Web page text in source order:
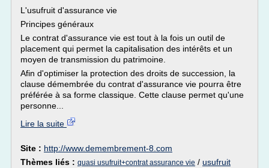
L'usufruit d'assurance vie
Principes généraux
Le contrat d'assurance vie est tout à la fois un outil de
placement qui permet la capitalisation des intérêts et un
moyen de transmission du patrimoine.
Afin d'optimiser la protection des droits de succession, la
clause démembrée du contrat d'assurance vie pourra être
préférée à sa forme classique. Cette clause permet qu'une
personne...
Lire la suite
Site : http://www.demembrement-8.com
Thèmes liés : quasi usufruit+contrat assurance vie / usufruit